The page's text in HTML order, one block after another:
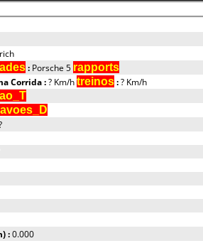
: Porsche 5 rapports
Corrida :? Km/htreinos:? Km/h
:0.000